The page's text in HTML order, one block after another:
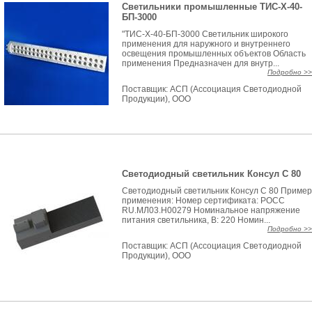
Светильники промышленные ТИС-Х-40-
БП-3000
"ТИС-Х-40-БП-3000 Светильник широкого
применения для наружного и внутреннего
освещения промышленных объектов Область
применения Предназначен для внутр...
Подробно >>
Поставщик: АСП (Ассоциация Светодиодной
Продукции), ООО
Светодиодный светильник Консул С 80
Светодиодный светильник Консул С 80 Пример
применения: Номер сертификата: РОСС
RU.MЛ03.H00279 Номинальное напряжение
питания светильника, В: 220 Номин...
Подробно >>
Поставщик: АСП (Ассоциация Светодиодной
Продукции), ООО